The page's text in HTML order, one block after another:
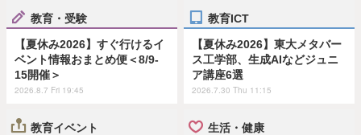
教育・受験
【夏休み2026】すぐ行けるイ
ベント情報おまとめ便＜8/9-
15開催＞
2026.8.7 Fri 19:45
教育ICT
【夏休み2026】東大メタバー
ス工学部、生成AIなどジュニ
ア講座6選
2026.7.30 Thu 11:15
教育イベント 生活・健康